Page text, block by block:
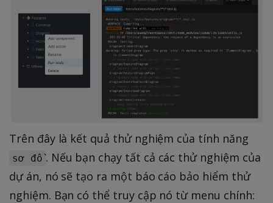
Trên đây là kết quả thử nghiệm của tính năng
sơ đồ . Nếu bạn chạy tất cả các thử nghiệm của
dự án, nó sẽ tạo ra một báo cáo bảo hiểm thử
nghiệm. Bạn có thể truy cập nó từ menu chính: